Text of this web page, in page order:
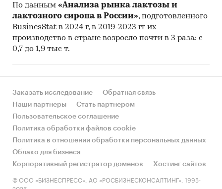
Технология
содержания
доения
Беспривязное и
безвыгульное содержание в
группах.
Доильный зал роторного
типа «Карусель».
Поставщик
оборудования
ООО «Агромолтехника», г.
Ижевск.
Анализ рынка
В 2024 году валовой надой
категорий
увеличился относительно
По данным «Анализа рынка лактозы и
лактозного сиропа в России», подготовленного
BusinesStat в 2024 г, в 2019-2023 гг их
производство в стране возросло почти в 3 раза: с
0,7 до 1,9 тыс т.
Заказать исследование
Обратная связь
Наши партнеры
Стать партнером
Пользовательское соглашение
Политика обработки файлов cookie
Политика в отношении обработки персональных данных
Облако для бизнеса
Корпоративный регистратор доменов
Хостинг сайтов
© ООО «БИЗНЕСПРЕСС», АО «РОСБИЗНЕСКОНСАЛТИНГ», 1995-